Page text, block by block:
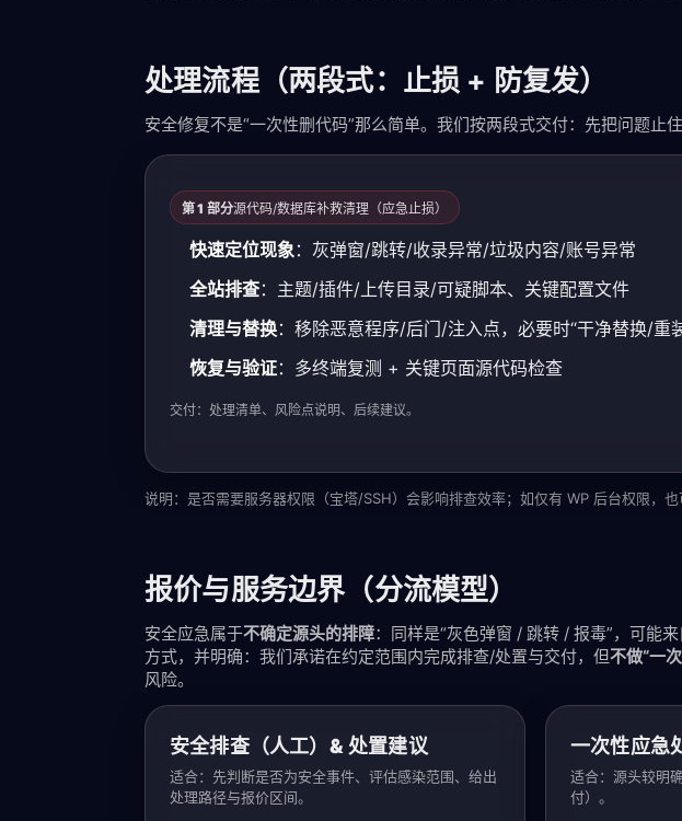
处理流程（两段式：止损 + 防复发）
安全修复不是“一次性删代码”那么简单。我们按两段式交付：先把问题止
第 1 部分源代码/数据库补救清理（应急止损）
快速定位现象：灰弹窗/跳转/收录异常/垃圾内容/账号异常
全站排查：主题/插件/上传目录/可疑脚本、关键配置文件
清理与替换：移除恶意程序/后门/注入点，必要时“干净替换/重
恢复与验证：多终端复测 + 关键页面源代码检查
交付：处理清单、风险点说明、后续建议。
说明：是否需要服务器权限（宝塔/SSH）会影响排查效率；如仅有 WP 后台权限，也
报价与服务边界（分流模型）
安全应急属于不确定源头的排障：同样是“灰色弹窗 / 跳转 / 报毒”，可能
方式，并明确：我们承诺在约定范围内完成排查/处置与交付，但不做“一
风险。
安全排查（人工）& 处置建议
适合：先判断是否为安全事件、评估感染范围、给出
处理路径与报价区间。
一次性应急
适合：源头较明
付）。